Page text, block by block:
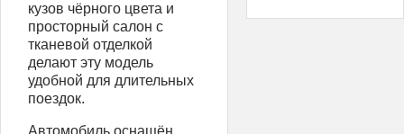
кузов чёрного цвета и
просторный салон с
тканевой отделкой
делают эту модель
удобной для длительных
поездок.
Автомобиль оснащён